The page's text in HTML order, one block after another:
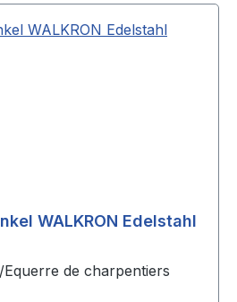
WALKRON Edelstahl
Equerre de charpentiers